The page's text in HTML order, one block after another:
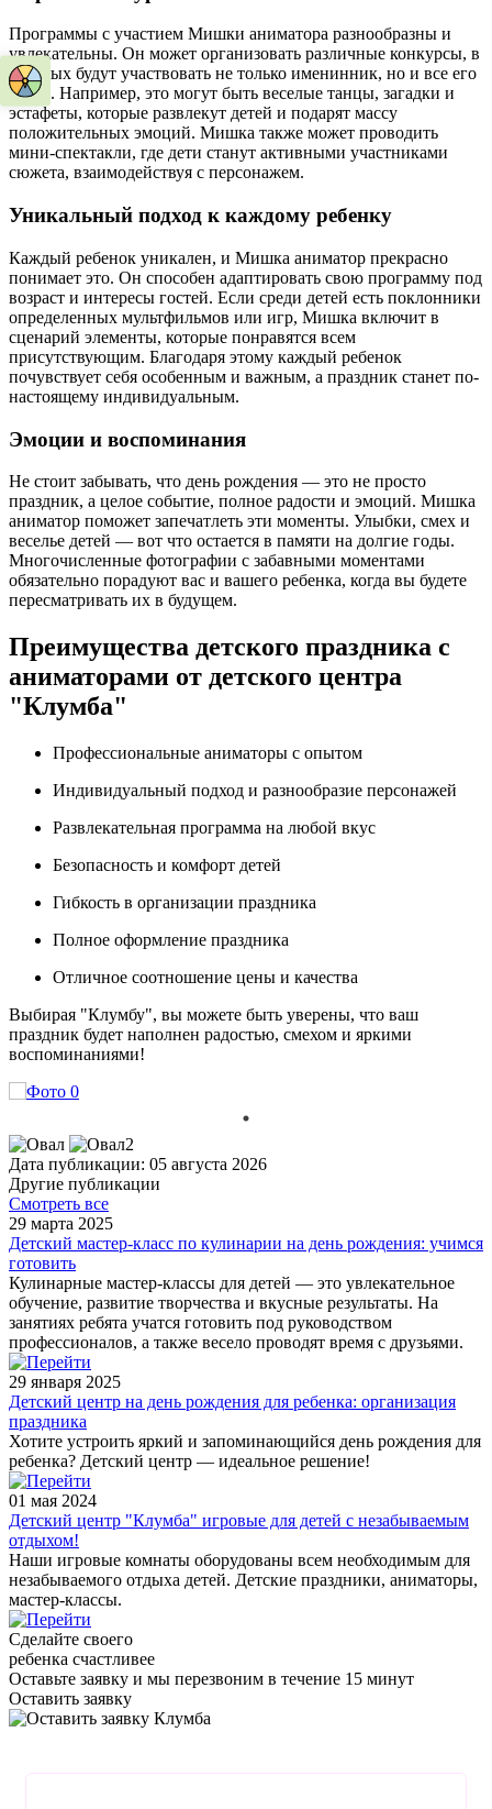
Программы с участием Мишки аниматора разнообразны и
увлекательны. Он может организовать различные конкурсы, в
которых будут участвовать не только именинник, но и все его
гости. Например, это могут быть веселые танцы, загадки и
эстафеты, которые развлекут детей и подарят массу
положительных эмоций. Мишка также может проводить
мини-спектакли, где дети станут активными участниками
сюжета, взаимодействуя с персонажем.
Уникальный подход к каждому ребенку
Каждый ребенок уникален, и Мишка аниматор прекрасно
понимает это. Он способен адаптировать свою программу под
возраст и интересы гостей. Если среди детей есть поклонники
определенных мультфильмов или игр, Мишка включит в
сценарий элементы, которые понравятся всем
присутствующим. Благодаря этому каждый ребенок
почувствует себя особенным и важным, а праздник станет по-
настоящему индивидуальным.
Эмоции и воспоминания
Не стоит забывать, что день рождения — это не просто
праздник, а целое событие, полное радости и эмоций. Мишка
аниматор поможет запечатлеть эти моменты. Улыбки, смех и
веселье детей — вот что остается в памяти на долгие годы.
Многочисленные фотографии с забавными моментами
обязательно порадуют вас и вашего ребенка, когда вы будете
пересматривать их в будущем.
Преимущества детского праздника с
аниматорами от детского центра
"Клумба"
Профессиональные аниматоры с опытом
Индивидуальный подход и разнообразие персонажей
Развлекательная программа на любой вкус
Безопасность и комфорт детей
Гибкость в организации праздника
Полное оформление праздника
Отличное соотношение цены и качества
Выбирая "Клумбу", вы можете быть уверены, что ваш
праздник будет наполнен радостью, смехом и яркими
воспоминаниями!
Дата публикации: 05 августа 2026
Другие публикации
Смотреть все
29 марта 2025
Детский мастер-класс по кулинарии на день рождения: учимся
готовить
Кулинарные мастер-классы для детей — это увлекательное
обучение, развитие творчества и вкусные результаты. На
занятиях ребята учатся готовить под руководством
профессионалов, а также весело проводят время с друзьями.
29 января 2025
Детский центр на день рождения для ребенка: организация
праздника
Хотите устроить яркий и запоминающийся день рождения для
ребенка? Детский центр — идеальное решение!
01 мая 2024
Детский центр "Клумба" игровые для детей с незабываемым
отдыхом!
Наши игровые комнаты оборудованы всем необходимым для
незабываемого отдыха детей. Детские праздники, аниматоры,
мастер-классы.
Сделайте своего
ребенка счастливее
Оставьте заявку и мы перезвоним в течение 15 минут
Оставить заявку